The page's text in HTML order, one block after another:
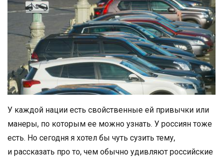
У каждой нации есть свойственные ей привычки или
манеры, по которым ее можно узнать. У россиян тоже
есть. Но сегодня я хотел бы чуть сузить тему,
и рассказать про то, чем обычно удивляют российские